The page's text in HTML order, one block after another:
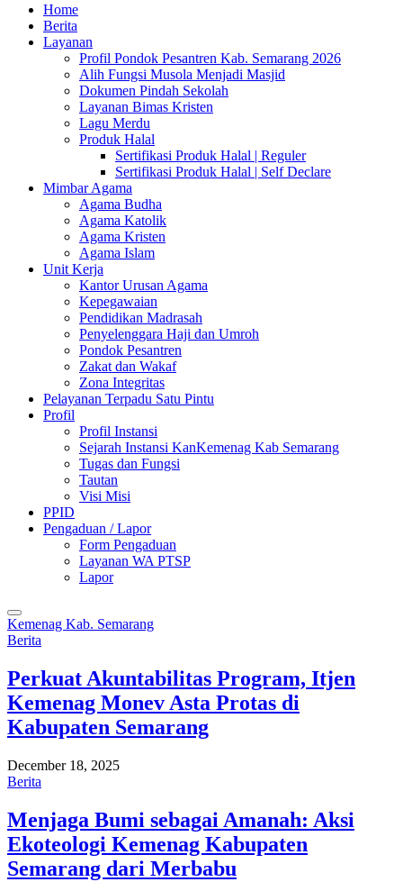
Home
Berita
Layanan
Profil Pondok Pesantren Kab. Semarang 2026
Alih Fungsi Musola Menjadi Masjid
Dokumen Pindah Sekolah
Layanan Bimas Kristen
Lagu Merdu
Produk Halal
Sertifikasi Produk Halal | Reguler
Sertifikasi Produk Halal | Self Declare
Mimbar Agama
Agama Budha
Agama Katolik
Agama Kristen
Agama Islam
Unit Kerja
Kantor Urusan Agama
Kepegawaian
Pendidikan Madrasah
Penyelenggara Haji dan Umroh
Pondok Pesantren
Zakat dan Wakaf
Zona Integritas
Pelayanan Terpadu Satu Pintu
Profil
Profil Instansi
Sejarah Instansi KanKemenag Kab Semarang
Tugas dan Fungsi
Tautan
Visi Misi
PPID
Pengaduan / Lapor
Form Pengaduan
Layanan WA PTSP
Lapor
Kemenag Kab. Semarang
Berita
Perkuat Akuntabilitas Program, Itjen
Kemenag Monev Asta Protas di
Kabupaten Semarang
December 18, 2025
Berita
Menjaga Bumi sebagai Amanah: Aksi
Ekoteologi Kemenag Kabupaten
Semarang dari Merbabu